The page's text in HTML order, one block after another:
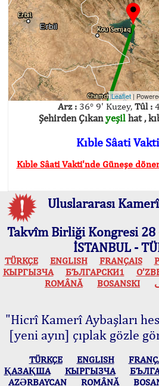
Leaflet |
Arz : 36° 9' Kuzey, Tûl :
Şehirden Çıkanyeşilhat ,
Kıble Sâati
Kıble Sâati Vakti'nde Güneşe
Uluslararası
Takvîm Birliği Kongresi 28
İSTANBUL -
TÜRKÇE ENGLISH FRANÇAIS
КЫPГЫЗЧA
БЪЛГАРСКИ1
ROMÂNĂ
BOSANSKI
"Hicrî Kamerî Aybaşları
[yeni ayın] çıplak gözle
TÜRKÇE ENGLISH
ҚАЗАҚША
КЫPГЫЗЧA
AZӘRBAYCAN
ROMÂNĂ